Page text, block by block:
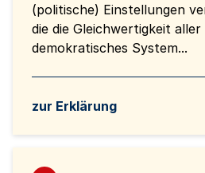
(politische) Einstellungen
die die Gleichwertigkeit
demokratisches System...
zur Erklärung